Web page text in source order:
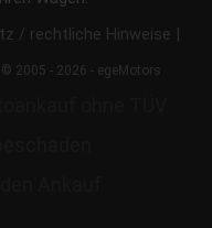
/ rechtliche Hinweise |
2005 - 2026 - egeMotors